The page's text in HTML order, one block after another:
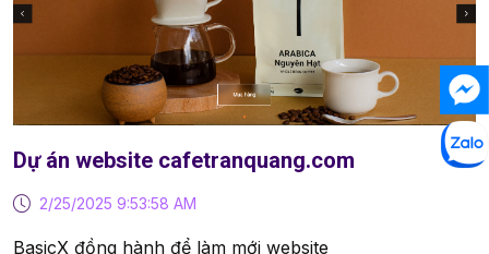
Dự án website cafetranquang.com
2/25/2025 9:53:58 AM
BasicX đồng hành để làm mới website